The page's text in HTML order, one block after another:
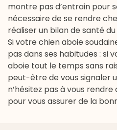
montre pas d’entrain pour
nécessaire de se rendre
réaliser un bilan de santé du
Si votre chien aboie
pas dans ses habitudes : si
aboie tout le temps sans
peut-être de vous signaler
n’hésitez pas à vous
pour vous assurer de la